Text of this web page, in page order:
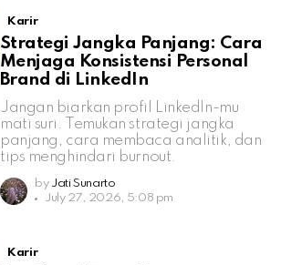
Karir
Strategi Jangka Panjang: Cara
Menjaga Konsistensi Personal
Brand di LinkedIn
Jangan biarkan profil LinkedIn-mu
mati suri. Temukan strategi jangka
panjang, cara membaca analitik, dan
tips menghindari burnout.
by Jati Sunarto
July 27, 2026, 5:08 pm
Karir